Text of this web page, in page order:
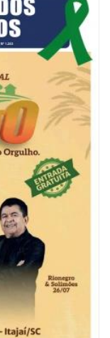
nesta quinta (6) e